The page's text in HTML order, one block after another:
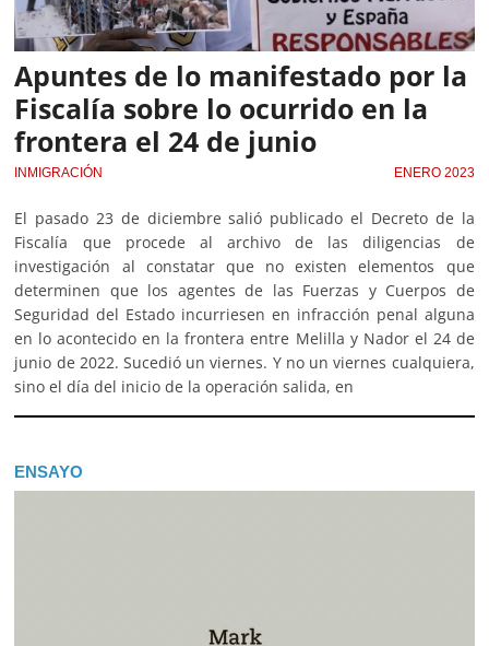
Apuntes de lo manifestado por la
Fiscalía sobre lo ocurrido en la
frontera el 24 de junio
INMIGRACIÓN ENERO 2023
El pasado 23 de diciembre salió publicado el Decreto de la
Fiscalía que procede al archivo de las diligencias de
investigación al constatar que no existen elementos que
determinen que los agentes de las Fuerzas y Cuerpos de
Seguridad del Estado incurriesen en infracción penal alguna
en lo acontecido en la frontera entre Melilla y Nador el 24 de
junio de 2022. Sucedió un viernes. Y no un viernes cualquiera,
sino el día del inicio de la operación salida, en
ENSAYO